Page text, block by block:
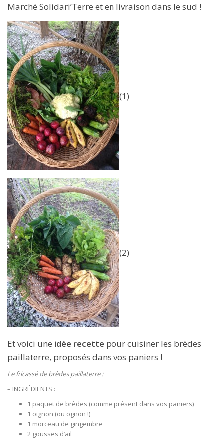
Marché Solidari’Terre et en livraison dans le sud !
(1)
(2)
Et voici une idée recette pour cuisiner les brèdes
paillaterre, proposés dans vos paniers !
Le fricassé de brèdes paillaterre :
– INGRÉDIENTS :
1 paquet de brèdes (comme présent dans vos paniers)
1 oignon (ou ognon !)
1 morceau de gingembre
2 gousses d’ail